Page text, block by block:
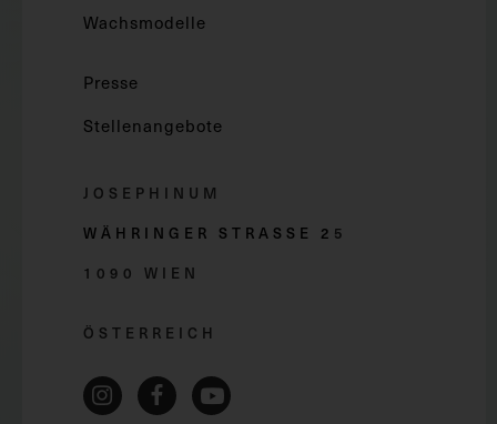
Wachsmodelle
Presse
Stellenangebote
JOSEPHINUM
WÄHRINGER STRASSE 2 5
1090 WIEN
ÖSTERREICH